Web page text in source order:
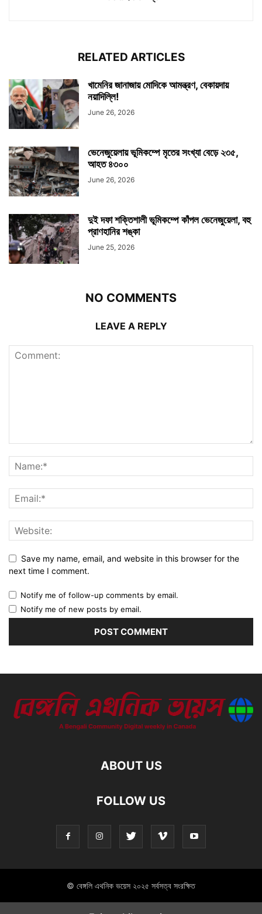
RELATED ARTICLES
খামেনির জানাজায় মোদিকে আমন্ত্রণ, বেকায়দায়
নয়াদিল্লি!
June 26, 2026
ভেনেজুয়েলায় ভূমিকম্পে মৃতের সংখ্যা বেড়ে ২৩৫,
আহত ৪৩০০
June 26, 2026
দুই দফা শক্তিশালী ভূমিকম্পে কাঁপল ভেনেজুয়েলা, বহু
প্রাণহানির শঙ্কা
June 25, 2026
NO COMMENTS
LEAVE A REPLY
Save my name, email, and website in this browser for the
next time I comment.
Notify me of follow-up comments by email.
Notify me of new posts by email.
ABOUT US
FOLLOW US
© বেঙ্গলি এথনিক ভয়েস ২০২৫ সর্বসত্ব সংরক্ষিত